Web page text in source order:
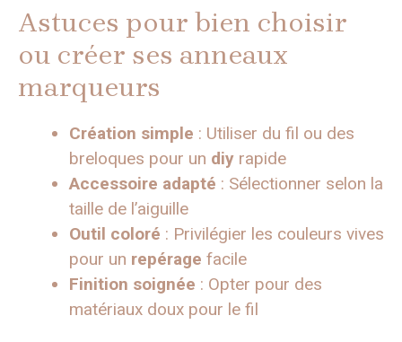
Astuces pour bien choisir
ou créer ses anneaux
marqueurs
Création simple : Utiliser du fil ou des
breloques pour un diy rapide
Accessoire adapté : Sélectionner selon la
taille de l’aiguille
Outil coloré : Privilégier les couleurs vives
pour un repérage facile
Finition soignée : Opter pour des
matériaux doux pour le fil